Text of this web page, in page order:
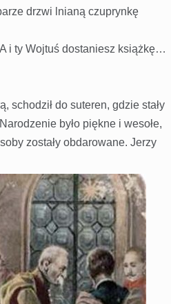
drzwi lnianą czuprynkę
i ty Wojtuś dostaniesz książkę…
schodził do suteren, gdzie stały
było piękne i wesołe,
zostały obdarowane. Jerzy